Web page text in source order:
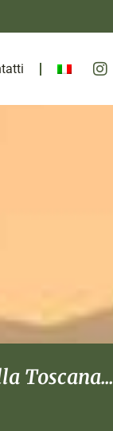
Toscana...